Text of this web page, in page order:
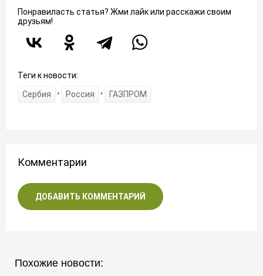
Понравиласть статья? Жми лайк или расскажи своим
друзьям!
Теги к новости:
Сербия
, Россия , ГАЗПРОМ
Комментарии
ДОБАВИТЬ КОММЕНТАРИЙ
Похожие новости: